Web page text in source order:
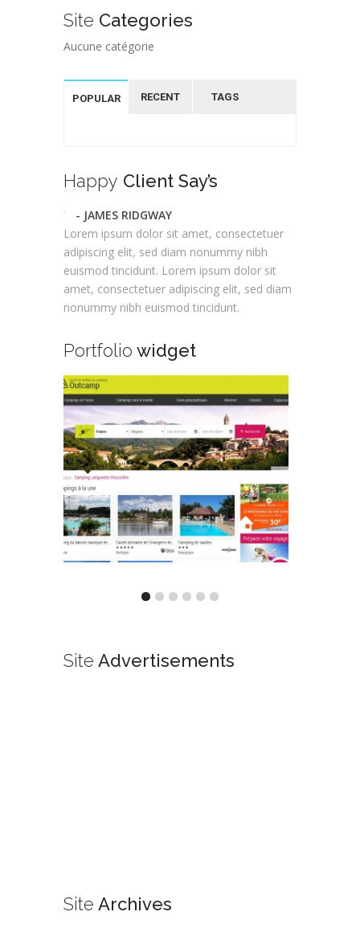
Site Categories
Aucune catégorie
POPULAR RECENT TAGS
Happy Client Say’s
- JAMES RIDGWAY
Lorem ipsum dolor sit amet, consectetuer
adipiscing elit, sed diam nonummy nibh
euismod tincidunt. Lorem ipsum dolor sit
amet, consectetuer adipiscing elit, sed diam
nonummy nibh euismod tincidunt.
Portfolio widget
Site Advertisements
Site Archives